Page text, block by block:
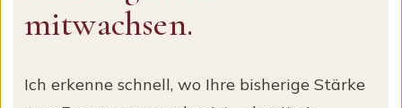
mitwachsen.
Ich erkenne schnell, wo Ihre bisherige Stärke